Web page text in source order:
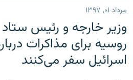
مرداد ۰۱, ۱۳۹۷
وزیر خارجه و رئیس‌
روسیه برای مذاکرات
اسرائیل سفر می‌کنند